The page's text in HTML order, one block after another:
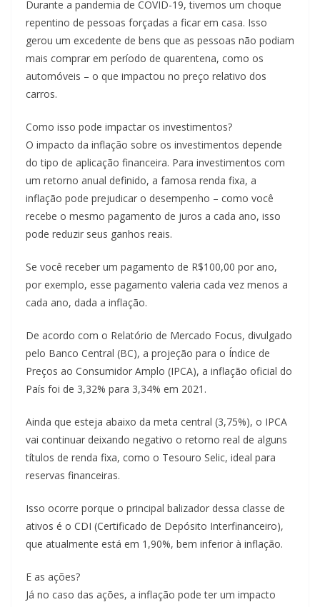
Durante a pandemia de COVID-19, tivemos um choque
repentino de pessoas forçadas a ficar em casa. Isso
gerou um excedente de bens que as pessoas não podiam
mais comprar em período de quarentena, como os
automóveis – o que impactou no preço relativo dos
carros.
Como isso pode impactar os investimentos?
O impacto da inflação sobre os investimentos depende
do tipo de aplicação financeira. Para investimentos com
um retorno anual definido, a famosa renda fixa, a
inflação pode prejudicar o desempenho – como você
recebe o mesmo pagamento de juros a cada ano, isso
pode reduzir seus ganhos reais.
Se você receber um pagamento de R$100,00 por ano,
por exemplo, esse pagamento valeria cada vez menos a
cada ano, dada a inflação.
De acordo com o Relatório de Mercado Focus, divulgado
pelo Banco Central (BC), a projeção para o Índice de
Preços ao Consumidor Amplo (IPCA), a inflação oficial do
País foi de 3,32% para 3,34% em 2021.
Ainda que esteja abaixo da meta central (3,75%), o IPCA
vai continuar deixando negativo o retorno real de alguns
títulos de renda fixa, como o Tesouro Selic, ideal para
reservas financeiras.
Isso ocorre porque o principal balizador dessa classe de
ativos é o CDI (Certificado de Depósito Interfinanceiro),
que atualmente está em 1,90%, bem inferior à inflação.
E as ações?
Já no caso das ações, a inflação pode ter um impacto